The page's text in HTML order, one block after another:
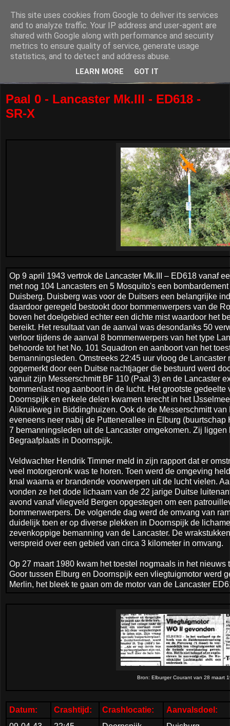
Paal 0 - Lancaster Mk.III - ED618 -
SR-X
Op 9 april 1943 vertrok de Lancaster Mk.III – ED618 vanaf
met nog 104 Lancasters en 5 Mosquito's een
Duisberg. Duisberg was voor de Duitsers een belangrijke
daardoor geregeld bestookt door bommenwerpers van de
boven het doelgebied echter een dichte mist waardoor het
bereikt. Het resultaat van de aanval was desondanks 50
verloor tijdens de aanval 8 bommenwerpers van het type
behoorde tot het No. 101 Squadron en aanboort van het
bemanningsleden. Omstreeks 22:45 uur vloog de
opgemerkt door een Duitse nachtjager die bestuurd werd
vanuit zijn Messerschmitt BF 110 (Paal 3) en de Lancaster
bommenlast nog aanboort in de lucht. Het grootste gedeelte
Doornspijk en enkele delen kwamen terecht in het
Alikruikweg in Biddinghuizen. Ook de de Messerschmitt
eveneens neer nabij de Puttenerallee in Elburg
7 bemanningsleden uit de Lancaster omgekomen. Zij
Begraafplaats in Doornspijk.
Veldwachter Hendrik Timmer meld in zijn rapport dat er
veel motorgeronk was te horen. Toen werd de omgeving
knal waarna er brandende voorwerpen uit de lucht vielen.
vonden ze het dode lichaam van de 22 jarige Duitse
avond vanaf vliegveld Bergen opgestegen om een
bommenwerpers. De volgende dag werd de omvang van
duidelijk toen er op diverse plekken in Doornspijk de
zevenkoppige bemanning van de Lancaster. De
verspreid over een gebied van circa 3 kilometer in omvang.
Op 27 maart 1980 kwam het toestel nogmaals in het
Goor tussen Elburg en Doornspijk een vliegtuigmotor werd
Merlin, het bleek te gaan om de motor van de Lancaster
Bron: Elburger Courant van 28 maart
Datum: Crashtijd: Crashlocatie:
Aanvalsdoel:
This site uses cookies from Google to deliver its services
and to analyze traffic. Your IP address and user-agent are
shared with Google along with performance and security
metrics to ensure quality of service, generate usage
statistics, and to detect and address abuse.
LEARN MORE GOT IT